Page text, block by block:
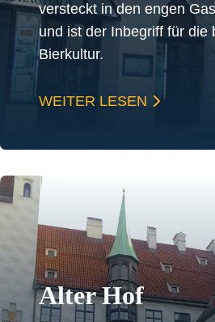
versteckt in den engen
und ist der Inbegriff für die
Bierkultur.
WEITER LESEN
Alter Hof